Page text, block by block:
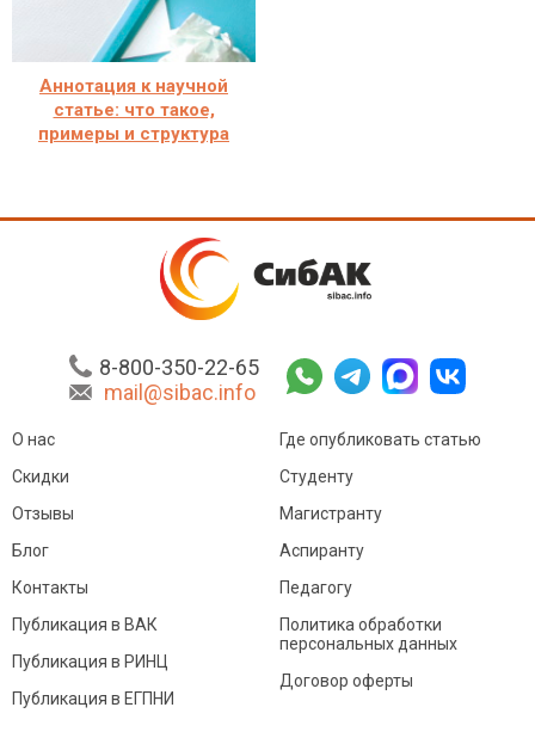
Аннотация к научной
статье: что такое,
примеры и структура
8-800-350-22-65
mail@sibac.info
О нас
Скидки
Отзывы
Блог
Контакты
Где опубликовать статью
Студенту
Магистранту
Аспиранту
Педагогу
Публикация в ВАК
Публикация в РИНЦ
Публикация в ЕГПНИ
Политика обработки
персональных данных
Договор оферты